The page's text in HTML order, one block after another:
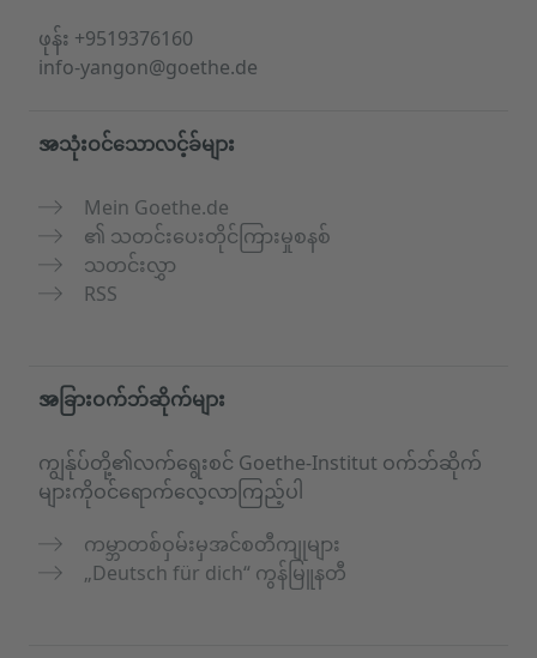
ဖုန်း +9519376160
info-yangon@goethe.de
အသုံးဝင်သောလင့်ခ်များ
Mein Goethe.de
၏ သတင်းပေးတိုင်ကြားမှုစနစ်
သတင်းလွှာ
RSS
အခြားဝက်ဘ်ဆိုက်များ
ကျွန်ုပ်တို့၏လက်ရွေးစင် Goethe-Institut ဝက်ဘ်ဆိုက်
များကိုဝင်ရောက်လေ့လာကြည့်ပါ
ကမ္ဘာတစ်ဝှမ်းမှအင်စတီကျုများ
„Deutsch für dich“ ကွန်မြူနတီ